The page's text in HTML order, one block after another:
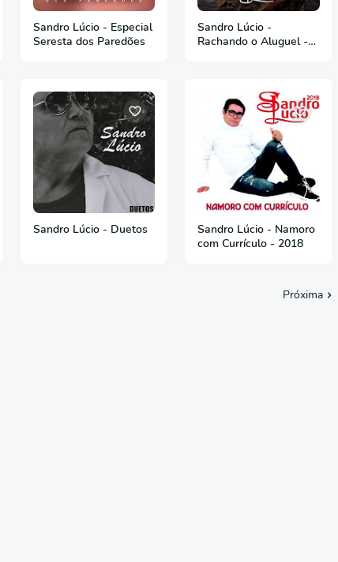
Sandro Lúcio - Especial
Seresta dos Paredões
Sandro Lúcio -
Rachando o Aluguel -
Sandro Lúcio - Duetos
Sandro Lúcio - Namoro
com Currículo - 2018
Próxima